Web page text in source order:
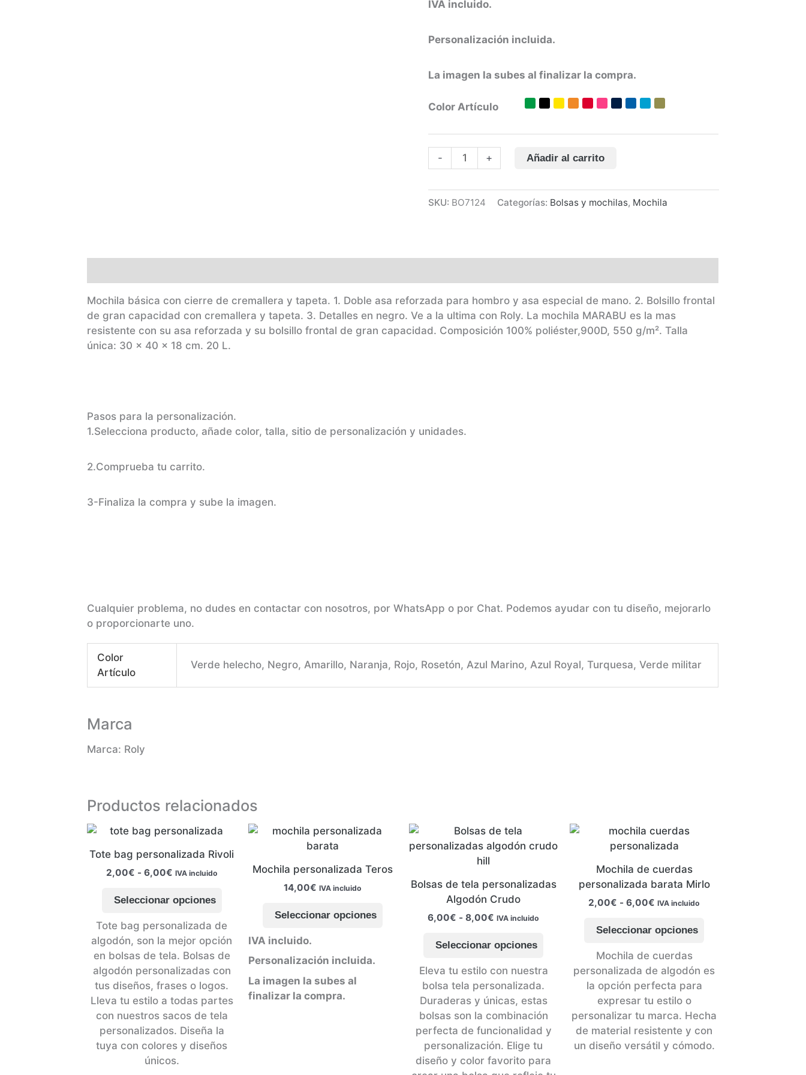
IVA incluido.
Personalización incluida.
La imagen la subes al finalizar la compra.
Color Artículo
-
Mochila
personalizada
cantidad
+ Añadir al carrito
SKU: BO7124 Categorías: Bolsas y mochilas, Mochila
Mochila básica con cierre de cremallera y tapeta. 1. Doble asa reforzada para hombro y asa especial de mano. 2. Bolsillo frontal
de gran capacidad con cremallera y tapeta. 3. Detalles en negro. Ve a la ultima con Roly. La mochila MARABU es la mas
resistente con su asa reforzada y su bolsillo frontal de gran capacidad. Composición 100% poliéster,900D, 550 g/m².Talla
única: 30 x 40 x 18 cm. 20 L.
Pasos para la personalización.
1.Selecciona producto, añade color, talla, sitio de personalización y unidades.
2.Comprueba tu carrito.
3-Finaliza la compra y sube la imagen.
Cualquier problema, no dudes en contactar con nosotros, por WhatsApp o por Chat. Podemos ayudar con tu diseño, mejorarlo
o proporcionarte uno.
Color
Artículo
Verde helecho, Negro, Amarillo, Naranja, Rojo, Rosetón, Azul Marino, Azul Royal, Turquesa, Verde militar
Marca
Marca: Roly
Productos relacionados
Tote bag personalizada Rivoli
2,00€ - 6,00€Rango
precios:
desde
hasta
6,00€
IVA incluido
Seleccionar opciones
múltiples
variantes.
opciones
pueden
Tote bag personalizada de
algodón, son la mejor opción
en bolsas de tela. Bolsas de
algodón personalizadas con
tus diseños, frases o logos.
Lleva tu estilo a todas partes
con nuestros sacos de tela
personalizados. Diseña la
tuya con colores y diseños
únicos.
Mochila personalizada Teros
14,00€ IVA incluido
Seleccionar opciones
variantes.
opciones
IVA incluido.
Personalización incluida.
La imagen la subes al
finalizar la compra.
Bolsas de tela personalizadas
Algodón Crudo
6,00€ - 8,00€ Rango
precios:
desde
hasta
8,00€
IVA incluido
Seleccionar opciones
múltiples
opciones
se
elegir
Eleva tu estilo con nuestra
bolsa tela personalizada.
Duraderas y únicas, estas
bolsas son la combinación
perfecta de funcionalidad y
personalización. Elige tu
diseño y color favorito para
Mochila de cuerdas
personalizada barata Mirlo
2,00€ - 6,00€ Rango
precios:
desde
hasta
6,00€
IVA incluido
Seleccionar opciones
opciones
pueden
Mochila de cuerdas
personalizada de algodón es
la opción perfecta para
expresar tu estilo o
personalizar tu marca. Hecha
de material resistente y con
un diseño versátil y cómodo.